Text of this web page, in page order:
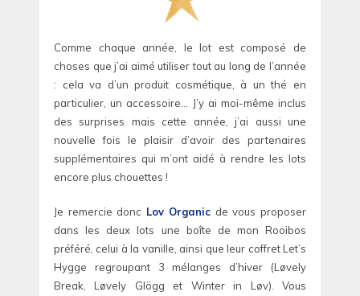
Comme chaque année, le lot est composé de
choses que j’ai aimé utiliser tout au long de l’année
: cela va d’un produit cosmétique, à un thé en
particulier, un accessoire… J’y ai moi-même inclus
des surprises mais cette année, j’ai aussi une
nouvelle fois le plaisir d’avoir des partenaires
supplémentaires qui m’ont aidé à rendre les lots
encore plus chouettes !
Je remercie donc Lov Organic de vous proposer
dans les deux lots une boîte de mon Rooibos
préféré, celui à la vanille, ainsi que leur coffret Let’s
Hygge regroupant 3 mélanges d’hiver (Løvely
Break, Løvely Glögg et Winter in Løv). Vous